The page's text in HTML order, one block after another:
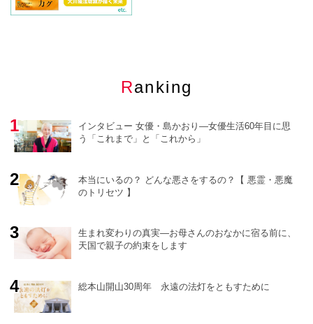
Ranking
インタビュー 女優・島かおり―女優生活60年目に思
う「これまで」と「これから」
本当にいるの？ どんな悪さをするの？【 悪霊・悪魔
のトリセツ 】
生まれ変わりの真実―お母さんのおなかに宿る前に、
天国で親子の約束をします
総本山開山30周年 永遠の法灯をともすために